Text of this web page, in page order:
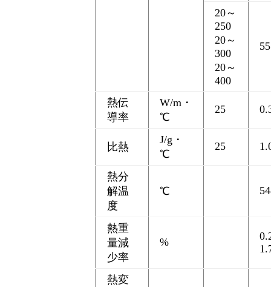
20～
250
20～
300
20～
400
熱伝
導率
W/m・
℃
25
比熱
J/g・
℃
25
熱分
解温
度
℃
熱重
量減
少率
%
熱変